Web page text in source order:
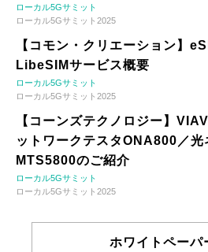
ローカル5Gサミット
ローカル5Gサミット2025
【コモン・クリエーション】
LibeSIMサービス概要
ローカル5Gサミット
ローカル5Gサミット2025
【コーンズテクノロジー】
ットワークテスタONA800／光
MTS5800のご紹介
ローカル5Gサミット
ローカル5Gサミット2025
ホワイトペーパ